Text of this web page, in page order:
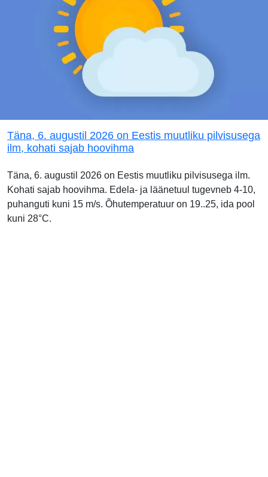
Täna, 6. augustil 2026 on Eestis muutliku pilvisusega
ilm, kohati sajab hoovihma
Täna, 6. augustil 2026 on Eestis muutliku pilvisusega ilm.
Kohati sajab hoovihma. Edela- ja läänetuul tugevneb 4-10,
puhanguti kuni 15 m/s. Õhutemperatuur on 19..25, ida pool
kuni 28°C.